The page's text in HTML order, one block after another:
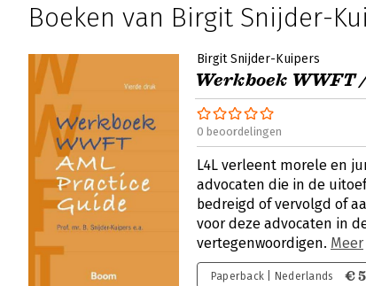
Boeken van Birgit Snijder-
Birgit Snijder-Kuipers
Werkboek WWFT
0 beoordelingen
L4L verleent morele en
advocaten die in de
bedreigd of vervolgd of
voor deze advocaten in
vertegenwoordigen. Meer
Paperback | Nederlands €